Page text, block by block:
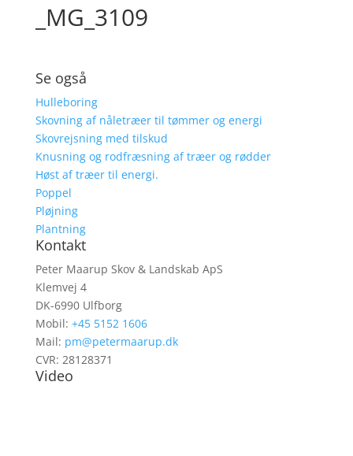
_MG_3109
Se også
Hulleboring
Skovning af nåletræer til tømmer og energi
Skovrejsning med tilskud
Knusning og rodfræsning af træer og rødder
Høst af træer til energi.
Poppel
Pløjning
Plantning
Kontakt
Peter Maarup Skov & Landskab ApS
Klemvej 4
DK-6990 Ulfborg
Mobil: +45 5152 1606
Mail: pm@petermaarup.dk
CVR: 28128371
Video